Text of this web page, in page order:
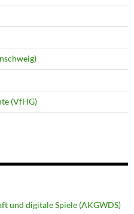
(VfHG)
und digitale Spiele (AKGWDS)